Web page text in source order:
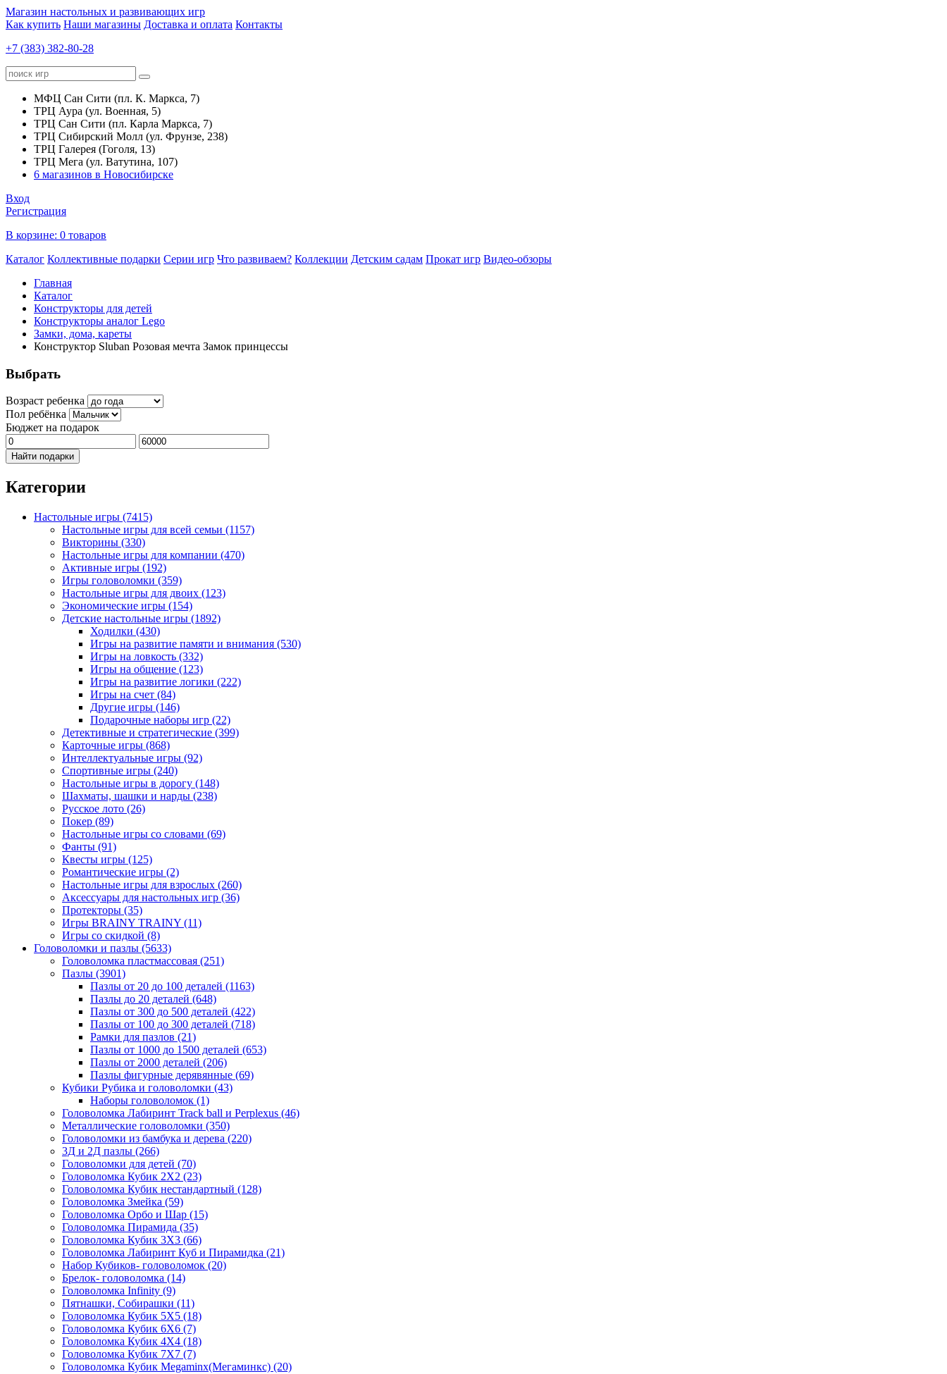
Магазин настольных и развивающих игр
Как купить Наши магазины Доставка и оплата Контакты
+7 (383) 382-80-28
МФЦ Сан Сити (пл. К. Маркса, 7)
ТРЦ Аура (ул. Военная, 5)
ТРЦ Сан Сити (пл. Карла Маркса, 7)
ТРЦ Сибирский Молл (ул. Фрунзе, 238)
ТРЦ Галерея (Гоголя, 13)
ТРЦ Мега (ул. Ватутина, 107)
6 магазинов в Новосибирске
Вход
Регистрация
В корзине: 0 товаров
Каталог Коллективные подарки Серии игр Что развиваем? Коллекции Детским садам Прокат игр Видео-обзоры
Главная
Каталог
Конструкторы для детей
Конструкторы аналог Lego
Замки, дома, кареты
Конструктор Sluban Розовая мечта Замок принцессы
Выбрать
Возраст ребенка
Пол ребёнка
Бюджет на подарок
Найти подарки
Категории
Настольные игры (7415)
Настольные игры для всей семьи (1157)
Викторины (330)
Настольные игры для компании (470)
Активные игры (192)
Игры головоломки (359)
Настольные игры для двоих (123)
Экономические игры (154)
Детские настольные игры (1892)
Ходилки (430)
Игры на развитие памяти и внимания (530)
Игры на ловкость (332)
Игры на общение (123)
Игры на развитие логики (222)
Игры на счет (84)
Другие игры (146)
Подарочные наборы игр (22)
Детективные и стратегические (399)
Карточные игры (868)
Интеллектуальные игры (92)
Спортивные игры (240)
Настольные игры в дорогу (148)
Шахматы, шашки и нарды (238)
Русское лото (26)
Покер (89)
Настольные игры со словами (69)
Фанты (91)
Квесты игры (125)
Романтические игры (2)
Настольные игры для взрослых (260)
Аксессуары для настольных игр (36)
Протекторы (35)
Игры BRAINY TRAINY (11)
Игры со скидкой (8)
Головоломки и пазлы (5633)
Головоломка пластмассовая (251)
Пазлы (3901)
Пазлы от 20 до 100 деталей (1163)
Пазлы до 20 деталей (648)
Пазлы от 300 до 500 деталей (422)
Пазлы от 100 до 300 деталей (718)
Рамки для пазлов (21)
Пазлы от 1000 до 1500 деталей (653)
Пазлы от 2000 деталей (206)
Пазлы фигурные дерявянные (69)
Кубики Рубика и головоломки (43)
Наборы головоломок (1)
Головоломка Лабиринт Track ball и Perplexus (46)
Металлические головоломки (350)
Головоломки из бамбука и дерева (220)
3Д и 2Д пазлы (266)
Головоломки для детей (70)
Головоломка Кубик 2Х2 (23)
Головоломка Кубик нестандартный (128)
Головоломка Змейка (59)
Головоломка Орбо и Шар (15)
Головоломка Пирамида (35)
Головоломка Кубик 3Х3 (66)
Головоломка Лабиринт Куб и Пирамидка (21)
Набор Кубиков- головоломок (20)
Брелок- головоломка (14)
Головоломка Infinity (9)
Пятнашки, Собирашки (11)
Головоломка Кубик 5Х5 (18)
Головоломка Кубик 6Х6 (7)
Головоломка Кубик 4Х4 (18)
Головоломка Кубик 7Х7 (7)
Головоломка Кубик Megaminx(Мегаминкс) (20)